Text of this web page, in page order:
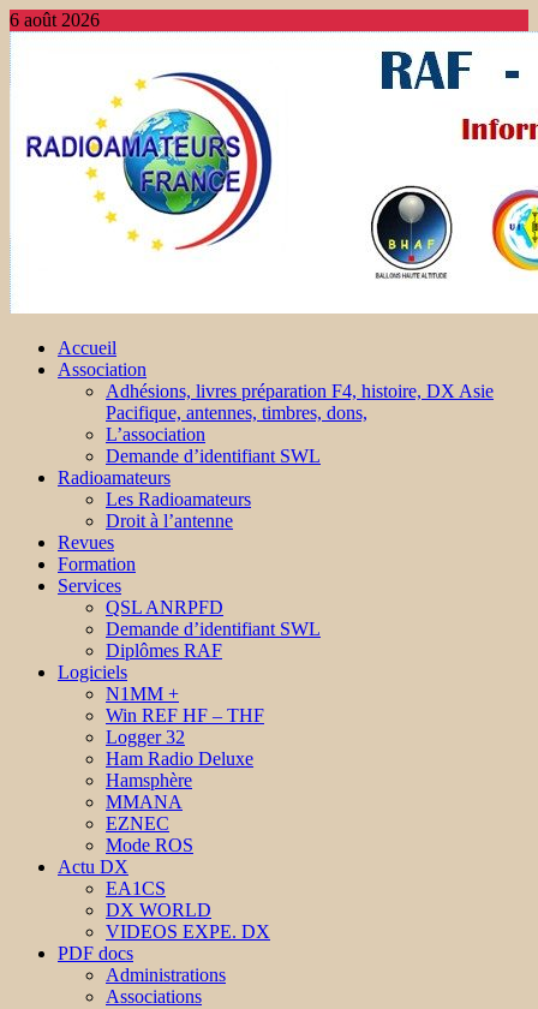
6 août 2026
Accueil
Association
Adhésions, livres préparation F4, histoire, DX Asie
Pacifique, antennes, timbres, dons,
L’association
Demande d’identifiant SWL
Radioamateurs
Les Radioamateurs
Droit à l’antenne
Revues
Formation
Services
QSL ANRPFD
Demande d’identifiant SWL
Diplômes RAF
Logiciels
N1MM +
Win REF HF – THF
Logger 32
Ham Radio Deluxe
Hamsphère
MMANA
EZNEC
Mode ROS
Actu DX
EA1CS
DX WORLD
VIDEOS EXPE. DX
PDF docs
Administrations
Associations